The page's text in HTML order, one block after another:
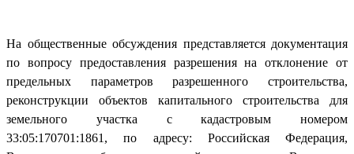
На общественные обсуждения представляется документация
по вопросу предоставления разрешения на отклонение от
предельных параметров разрешенного строительства,
реконструкции объектов капитального строительства для
земельного участка с кадастровым номером
33:05:170701:1861, по адресу: Российская Федерация,